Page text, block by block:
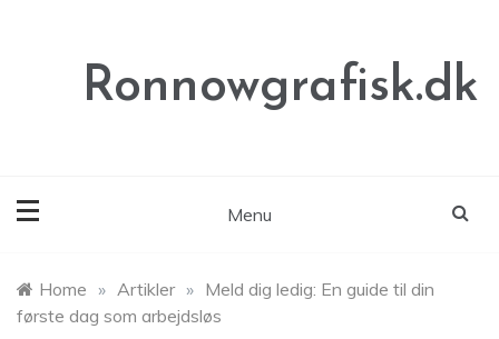
Ronnowgrafisk.dk
Menu
Home » Artikler » Meld dig ledig: En guide til din
første dag som arbejdsløs